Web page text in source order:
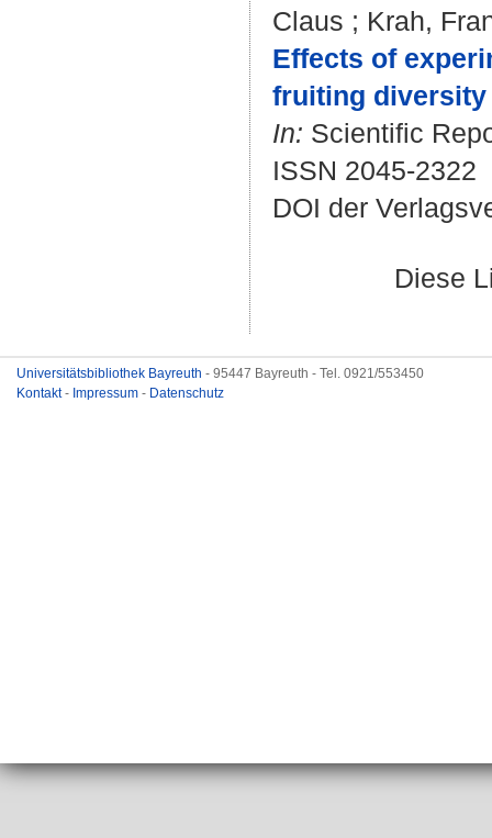
Claus ; Krah,
Effects of
fruiting
In: Scientific
ISSN 2045-2322
DOI der
Diese
Universitätsbibliothek Bayreuth - 95447 Bayreuth - Tel. 0921/553450
Kontakt- Impressum - Datenschutz